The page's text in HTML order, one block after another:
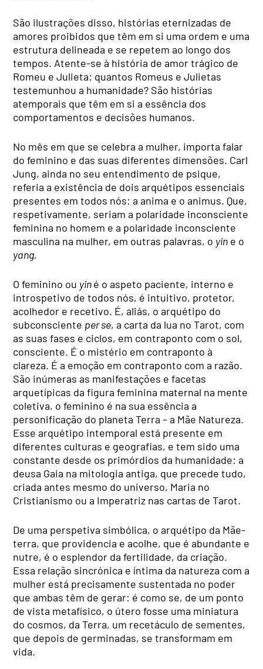
São ilustrações disso, histórias eternizadas de
amores proibidos que têm em si uma ordem e uma
estrutura delineada e se repetem ao longo dos
tempos. Atente-se à história de amor trágico de
Romeu e Julieta: quantos Romeus e Julietas
testemunhou a humanidade? São histórias
atemporais que têm em si a essência dos
comportamentos e decisões humanos.
No mês em que se celebra a mulher, importa falar
do feminino e das suas diferentes dimensões. Carl
Jung, ainda no seu entendimento de psique,
referia a existência de dois arquétipos essenciais
presentes em todos nós: a anima e o animus. Que,
respetivamente, seriam a polaridade inconsciente
feminina no homem e a polaridade inconsciente
masculina na mulher, em outras palavras, o yin e o
yang.
O feminino ou yiné o aspeto paciente, interno e
introspetivo de todos nós, é intuitivo, protetor,
acolhedor e recetivo. É, aliás, o arquétipo do
subconsciente per se, a carta da lua no Tarot, com
as suas fases e ciclos, em contraponto com o sol,
consciente. É o mistério em contraponto à
clareza. É a emoção em contraponto com a razão.
São inúmeras as manifestações e facetas
arquetípicas da figura feminina maternal na mente
coletiva, o feminino é na sua essência a
personificação do planeta Terra – a Mãe Natureza.
Esse arquétipo intemporal está presente em
diferentes culturas e geografias, e tem sido uma
constante desde os primórdios da humanidade: a
deusa Gaia na mitologia antiga, que precede tudo,
criada antes mesmo do universo, Maria no
Cristianismo ou a Imperatriz nas cartas de Tarot.
De uma perspetiva simbólica, o arquétipo da Mãe-
terra, que providencia e acolhe, que é abundante e
nutre, é o esplendor da fertilidade, da criação.
Essa relação sincrónica e íntima da natureza com a
mulher está precisamente sustentada no poder
que ambas têm de gerar: é como se, de um ponto
de vista metafísico, o útero fosse uma miniatura
do cosmos, da Terra, um recetáculo de sementes,
que depois de germinadas, se transformam em
vida.